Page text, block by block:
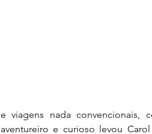
e viagens nada convencionais,
aventureiro e curioso levou